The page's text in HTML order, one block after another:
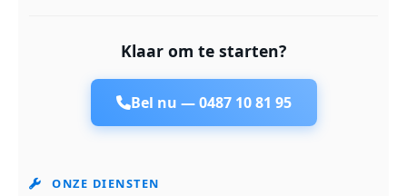
Klaar om te starten?
Bel nu —0487 10 81 95
ONZE DIENSTEN